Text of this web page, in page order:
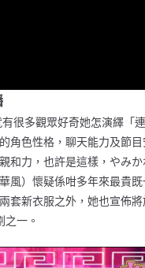
很多觀眾好奇她怎演繹「
角色性格，聊天能力及節
和力，也許是這樣，やみ
風）懷疑係咁多年來最貴
套新衣服之外，她也宣佈
一。